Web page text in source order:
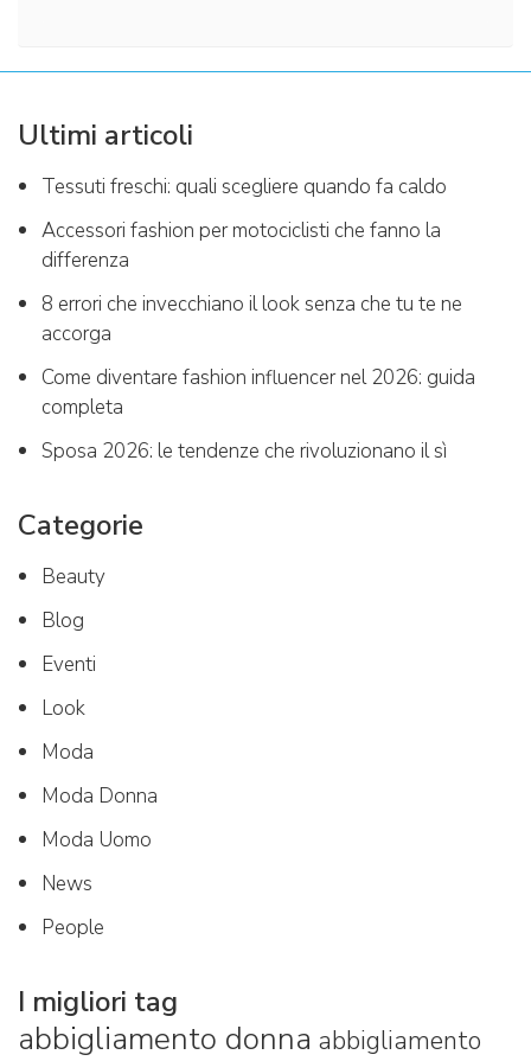
Ultimi articoli
Tessuti freschi: quali scegliere quando fa caldo
Accessori fashion per motociclisti che fanno la
differenza
8 errori che invecchiano il look senza che tu te ne
accorga
Come diventare fashion influencer nel 2026: guida
completa
Sposa 2026: le tendenze che rivoluzionano il sì
Categorie
Beauty
Blog
Eventi
Look
Moda
Moda Donna
Moda Uomo
News
People
I migliori tag
abbigliamento donna abbigliamento